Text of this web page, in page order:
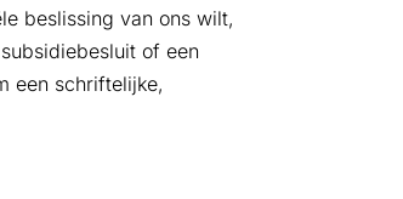
beslissing van ons wilt,
of een
een schriftelijke,